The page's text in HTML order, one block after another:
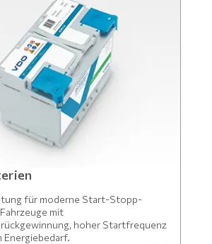
für moderne Start-Stopp-
mit
hoher Startfrequenz
Energiebedarf.